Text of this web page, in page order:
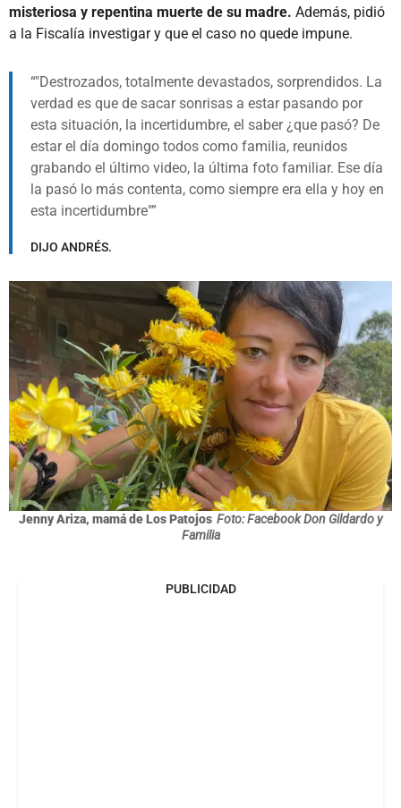
misteriosa y repentina muerte de su madre. Además, pidió
a la Fiscalía investigar y que el caso no quede impune.
"Destrozados, totalmente devastados, sorprendidos. La
verdad es que de sacar sonrisas a estar pasando por
esta situación, la incertidumbre, el saber ¿que pasó? De
estar el día domingo todos como familia, reunidos
grabando el último video, la última foto familiar. Ese día
la pasó lo más contenta, como siempre era ella y hoy en
esta incertidumbre"
DIJO ANDRÉS.
Jenny Ariza, mamá de Los Patojos Foto: Facebook Don Gildardo y
Familia
PUBLICIDAD